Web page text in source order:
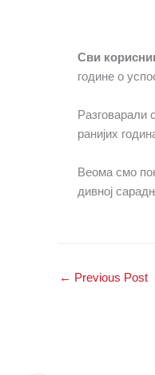
Сви
године о
Разговарали
ранијих
Веома смо
дивној
← Previous Post